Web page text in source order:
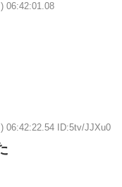
06:42:01.08
06:42:22.54 ID:5tv/JJXu0